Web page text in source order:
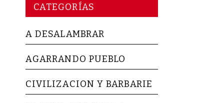
CATEGORÍAS
A DESALAMBRAR
AGARRANDO PUEBLO
CIVILIZACION Y BARBARIE